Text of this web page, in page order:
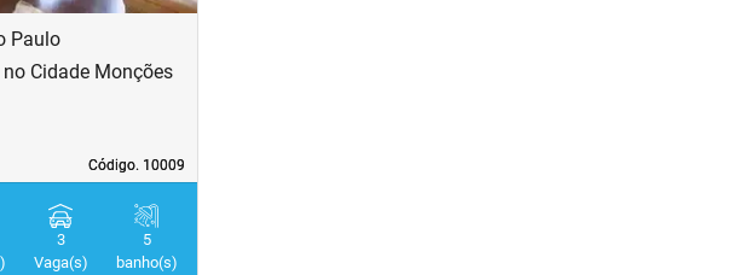
Paulo
Código. 10009
Código. 10009
Cidade Monções
3
Vaga(s)
5
banho(s)